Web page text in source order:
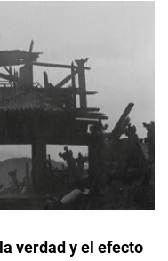
verdad y el efecto